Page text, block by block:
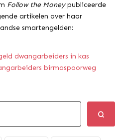
Follow the Moneypubliceerde
artikelen over haar
smartengelden:
dwangarbeiders in kas
birmaspoorweg